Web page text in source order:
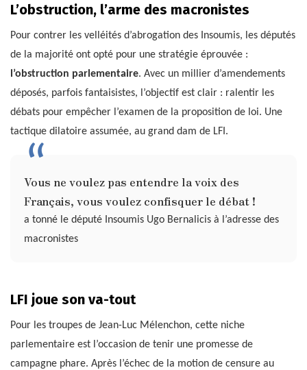
L’obstruction, l’arme des macronistes
Pour contrer les velléités d’abrogation des Insoumis, les députés
de la majorité ont opté pour une stratégie éprouvée :
l’obstruction parlementaire. Avec un millier d’amendements
déposés, parfois fantaisistes, l’objectif est clair : ralentir les
débats pour empêcher l’examen de la proposition de loi. Une
tactique dilatoire assumée, au grand dam de LFI.
Vous ne voulez pas entendre la voix des
Français, vous voulez confisquer le débat !
a tonné le député Insoumis Ugo Bernalicis à l’adresse des
macronistes
LFI joue son va-tout
Pour les troupes de Jean-Luc Mélenchon, cette niche
parlementaire est l’occasion de tenir une promesse de
campagne phare. Après l’échec de la motion de censure au